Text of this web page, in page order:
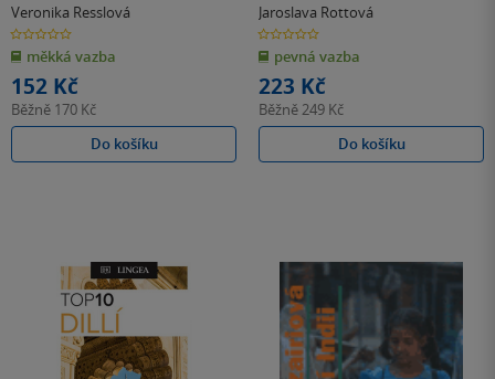
Veronika Resslová
0.0
z
5
hvězdiček
měkká vazba
152 Kč
Běžně 170 Kč
Do košíku
Jaroslava Rottová
0.0
z
5
hvězdiček
pevná vazba
223 Kč
Běžně249 Kč
Do košíku